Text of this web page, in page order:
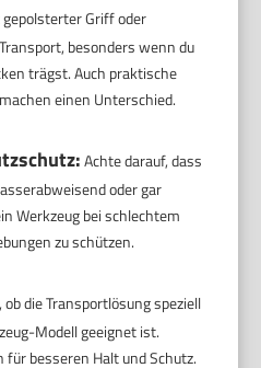
gepolsterter Griff oder
besonders wenn du
trägst. Auch praktische
einen Unterschied.
Achte darauf, dass
oder gar
Werkzeug bei schlechtem
zu schützen.
ob die Transportlösung speziell
Modell geeignet ist.
für besseren Halt und Schutz.